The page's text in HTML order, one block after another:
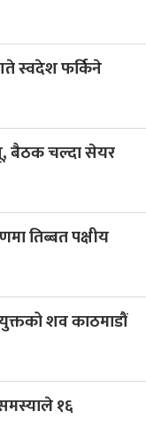
स्वदेश फर्किने
बैठक चल्दा सेयर
तिब्बत पक्षीय
शव काठमाडौं
समस्याले १६